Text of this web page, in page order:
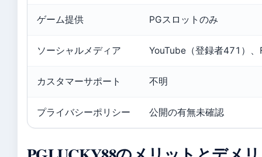
ゲーム提供 PGスロットのみ
ソーシャルメディア YouTube（登録者471）
カスタマーサポート 不明
プライバシーポリシー 公開の有無未確認